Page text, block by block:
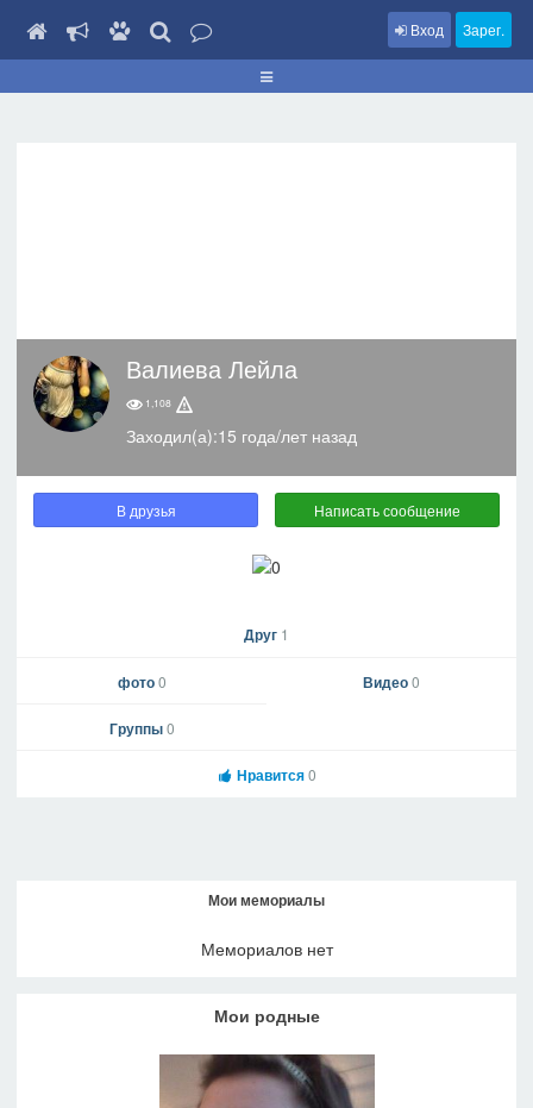
Вход Зарег.
Валиева Лейла
1,108
Заходил(а):15 года/лет назад
В друзья Написать сообщение
Друг 1
фото0 Видео0
Группы0
Нравится0
Мои мемориалы
Мемориалов нет
Мои родные